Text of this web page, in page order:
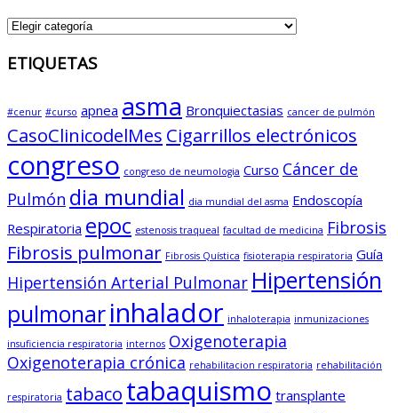
CATEGORIAS
ETIQUETAS
#cenur #curso apnea asma Bronquiectasias cancer de pulmón
CasoClinicodelMes Cigarrillos electrónicos
congreso congreso de neumologia Curso Cáncer de
Pulmón dia mundial dia mundial del asma Endoscopía
Respiratoria epoc estenosis traqueal facultad de medicina Fibrosis
Fibrosis pulmonar Fibrosis Quística fisioterapia respiratoria Guía
Hipertensión Arterial Pulmonar Hipertensión
pulmonarinhalador inhaloterapia inmunizaciones
insuficiencia respiratoria internos Oxigenoterapia
Oxigenoterapia crónica rehabilitacion respiratoria rehabilitación
respiratoria tabaco tabaquismo transplante